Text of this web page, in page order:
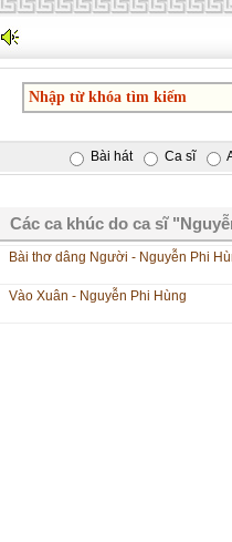
Bài hát Ca sĩ
Các ca khúc do ca sĩ
Bài thơ dâng Người - Nguyễn Phi
Vào Xuân - Nguyễn Phi Hùng